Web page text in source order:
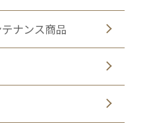
ナンス商品